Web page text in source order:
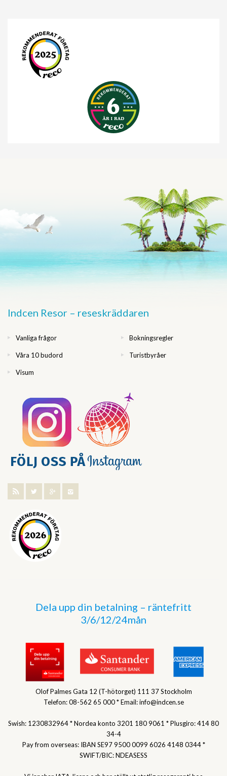
Indcen Resor – reseskräddaren
Vanliga frågor Bokningsregler
Våra 10 budord Turistbyråer
Visum
Dela upp din betalning – räntefritt
3/6/12/24mån
Olof Palmes Gata 12 (T-hötorget) 111 37 Stockholm
Telefon: 08-562 65 000 * Email: info@indcen.se
Swish: 1230832964 * Nordea konto 3201 180 9061 * Plusgiro: 414 80
34-4
Pay from overseas: IBAN SE97 9500 0099 6026 4148 0344 *
SWIFT/BIC: NDEASESS